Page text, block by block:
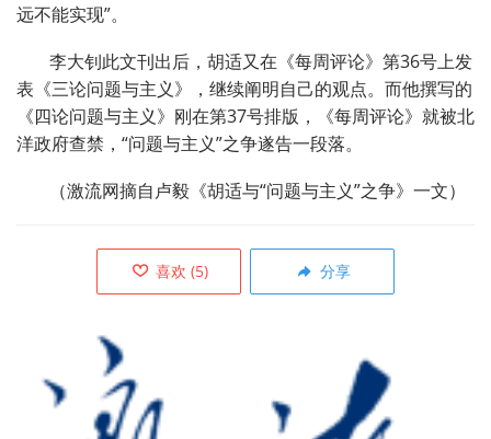
远不能实现”。
李大钊此文刊出后，胡适又在《每周评论》第36号上发
表《三论问题与主义》，继续阐明自己的观点。而他撰写的
《四论问题与主义》刚在第37号排版，《每周评论》就被北
洋政府查禁，“问题与主义”之争遂告一段落。
（激流网摘自卢毅《胡适与“问题与主义”之争》一文）
喜欢 (5) 分享